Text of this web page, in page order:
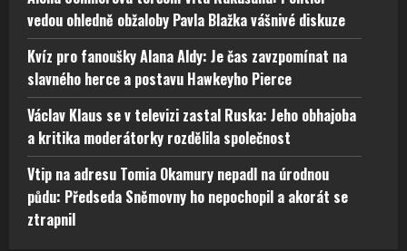
vedou ohledně obžaloby Pavla Blažka vášnivé diskuze
Kvíz pro fanoušky Alana Aldy: Je čas zavzpomínat na
slavného herce a postavu Hawkeyho Pierce
Václav Klaus se v televizi zastal Ruska: Jeho obhajoba
a kritika moderátorky rozdělila společnost
Vtip na adresu Tomia Okamury nepadl na úrodnou
půdu: Předseda Sněmovny ho nepochopil a akorát se
ztrapnil